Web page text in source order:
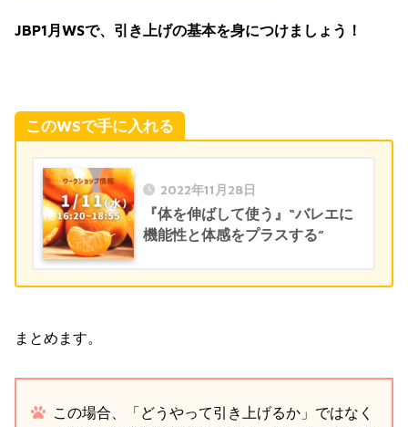
JBP1月WSで、引き上げの基本を身につけましょう！
このWSで手に入れる
2022年11月28日
『体を伸ばして使う』“バレエに
機能性と体感をプラスする”
まとめます。
この場合、「どうやって引き上げるか」ではなく